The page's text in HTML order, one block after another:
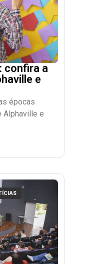
confira a
e
épocas
Alphaville e